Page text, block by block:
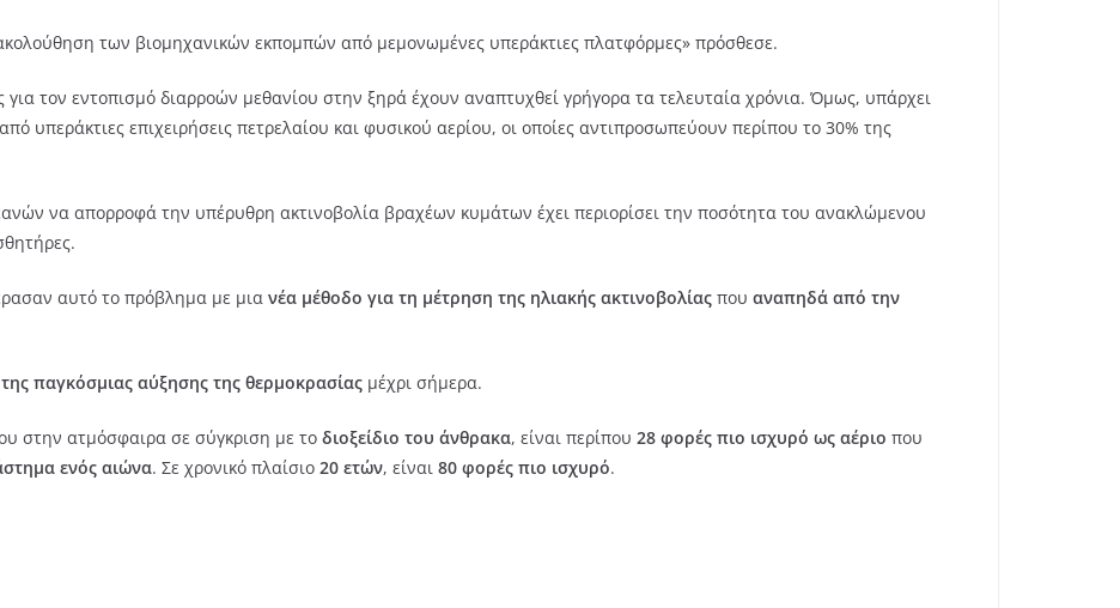
των βιομηχανικών εκπομπών από μεμονωμένες υπεράκτιες πλατφόρμες» πρόσθεσε.
τον εντοπισμό διαρροών μεθανίου στην ξηρά έχουν αναπτυχθεί γρήγορα τα τελευταία χρόνια. Όμως, υπάρχει
υπεράκτιες επιχειρήσεις πετρελαίου και φυσικού αερίου, οι οποίες αντιπροσωπεύουν περίπου το 30% της
να απορροφά την υπέρυθρη ακτινοβολία βραχέων κυμάτων έχει περιορίσει την ποσότητα του ανακλώμενου
αυτό το πρόβλημα με μια νέα μέθοδο για τη μέτρηση της ηλιακής ακτινοβολίας που αναπηδά από την
παγκόσμιας αύξησης της θερμοκρασίας μέχρι σήμερα.
στην ατμόσφαιρα σε σύγκριση με το διοξείδιο του άνθρακα, είναι περίπου 28 φορές πιο ισχυρό ως αέριο που
ενός αιώνα. Σε χρονικό πλαίσιο 20 ετών, είναι 80 φορές πιο ισχυρό.